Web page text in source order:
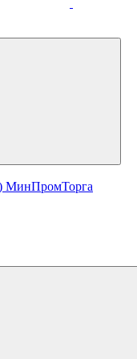
МинПромТорга